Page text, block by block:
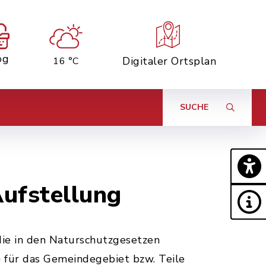
16 °C Digitaler Ortsplan
SUCHE
in den Naturschutzgesetzen
das Gemeindegebiet bzw. Teile